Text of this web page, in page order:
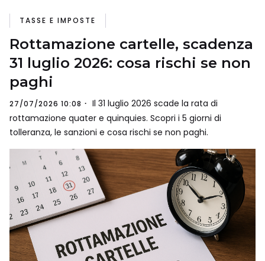
TASSE E IMPOSTE
Rottamazione cartelle, scadenza
31 luglio 2026: cosa rischi se non
paghi
27/07/2026 10:08
Il 31 luglio 2026 scade la rata di
rottamazione quater e quinquies. Scopri i 5 giorni di
tolleranza, le sanzioni e cosa rischi se non paghi.